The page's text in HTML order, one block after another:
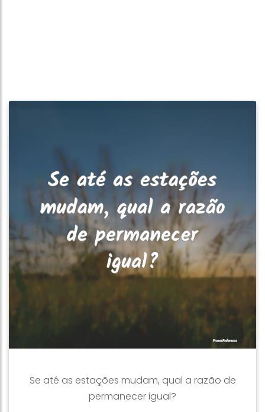
Se até as estações mudam, qual a razão de
permanecer igual?